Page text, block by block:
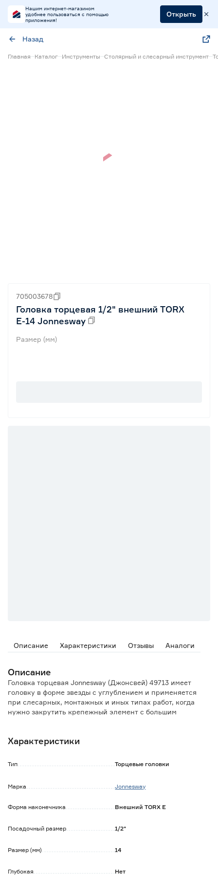
Нашим интернет-магазином
удобнее пользоваться с помощью
приложения!
Открыть
Назад
Главная Каталог Инструменты Столярный и слесарный инструмент
705003678
Головка торцевая 1/2" внешний TORX
Е-14 Jonnesway
Размер (мм)
Описание Характеристики Отзывы Аналоги
Описание
Головка торцевая Jonnesway (Джонсвей) 49713 имеет
головку в форме звезды с углублением и применяется
при слесарных, монтажных и иных типах работ, когда
нужно закрутить крепежный элемент с большим
хромоникелевым покрытием.
интенсивные нагрузки.
Характеристики
Тип Торцевые головки
Марка Jonnesway
Форма наконечника Внешний TORX E
Посадочный размер 1/2"
Размер (мм) 14
Глубокая Нет